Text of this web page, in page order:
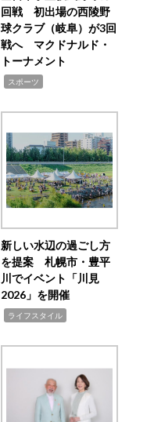
回戦 初出場の西陵野
球クラブ（岐阜）が3回
戦へ マクドナルド・
トーナメント
スポーツ
新しい水辺の過ごし方
を提案 札幌市・豊平
川でイベント「川見
2026」を開催
ライフスタイル